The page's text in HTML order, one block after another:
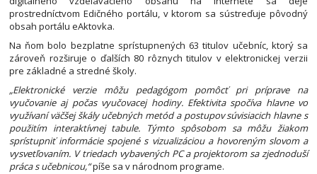
prostredníctvom Edičného portálu, v ktorom sa sústreďuje pôvodný
obsah portálu eAktovka.
Na ňom bolo bezplatne sprístupnených 63 titulov učebníc, ktorý sa
zároveň rozširuje o ďalších 80 rôznych titulov v elektronickej verzii
pre základné a stredné školy.
„Elektronické verzie môžu pedagógom pomôcť pri príprave na
vyučovanie aj počas vyučovacej hodiny. Efektivita spočíva hlavne vo
využívaní väčšej škály učebných metód a postupov súvisiacich hlavne s
použitím interaktívnej tabule. Týmto spôsobom sa môžu žiakom
sprístupniť informácie spojené s vizualizáciou a hovoreným slovom a
vysvetľovaním. V triedach vybavených PC a projektorom sa zjednoduší
práca s učebnicou,“píše sa v národnom programe.